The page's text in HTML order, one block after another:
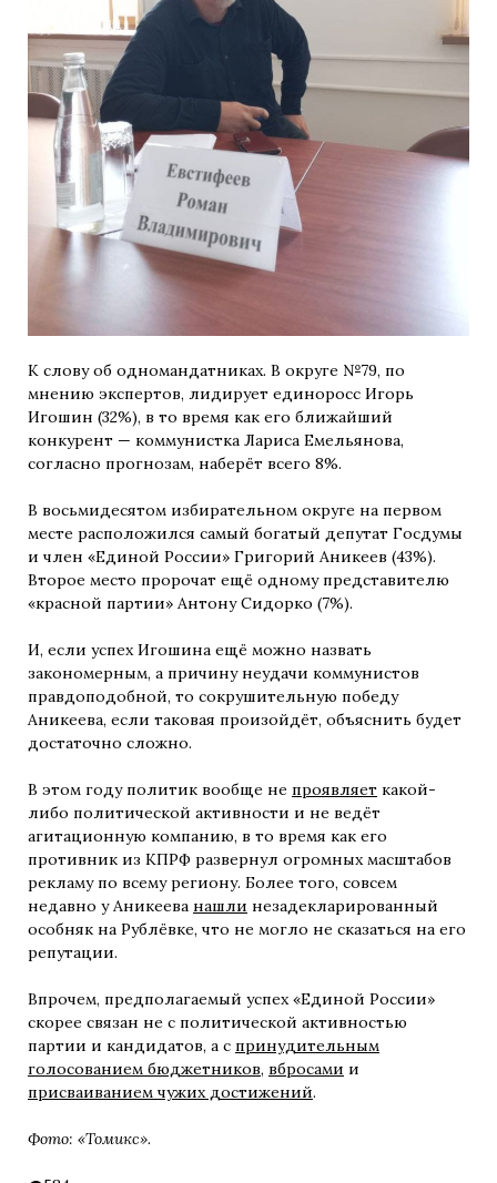
К слову об одномандатниках. В округе №79, по
мнению экспертов, лидирует единоросс Игорь
Игошин (32%), в то время как его ближайший
конкурент — коммунистка Лариса Емельянова,
согласно прогнозам, наберёт всего 8%.
В восьмидесятом избирательном округе на первом
месте расположился самый богатый депутат Госдумы
и член «Единой России» Григорий Аникеев (43%).
Второе место пророчат ещё одному представителю
«красной партии» Антону Сидорко (7%).
И, если успех Игошина ещё можно назвать
закономерным, а причину неудачи коммунистов
правдоподобной, то сокрушительную победу
Аникеева, если таковая произойдёт, объяснить будет
достаточно сложно.
В этом году политик вообще не проявляет какой-
либо политической активности и не ведёт
агитационную компанию, в то время как его
противник из КПРФ развернул огромных масштабов
рекламу по всему региону. Более того, совсем
недавно у Аникеева нашли незадекларированный
особняк на Рублёвке, что не могло не сказаться на его
репутации.
Впрочем, предполагаемый успех «Единой России»
скорее связан не с политической активностью
партии и кандидатов, а с принудительным
голосованием бюджетников, вбросами и
присваиванием чужих достижений.
Фото: «Томикс».